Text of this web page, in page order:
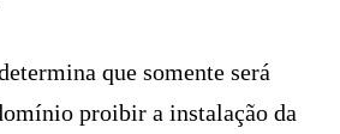
que somente será
proibir a instalação da